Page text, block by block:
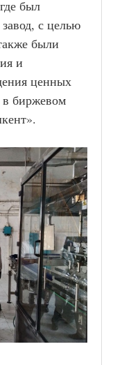
был
с целью
были
и
ценных
в биржевом